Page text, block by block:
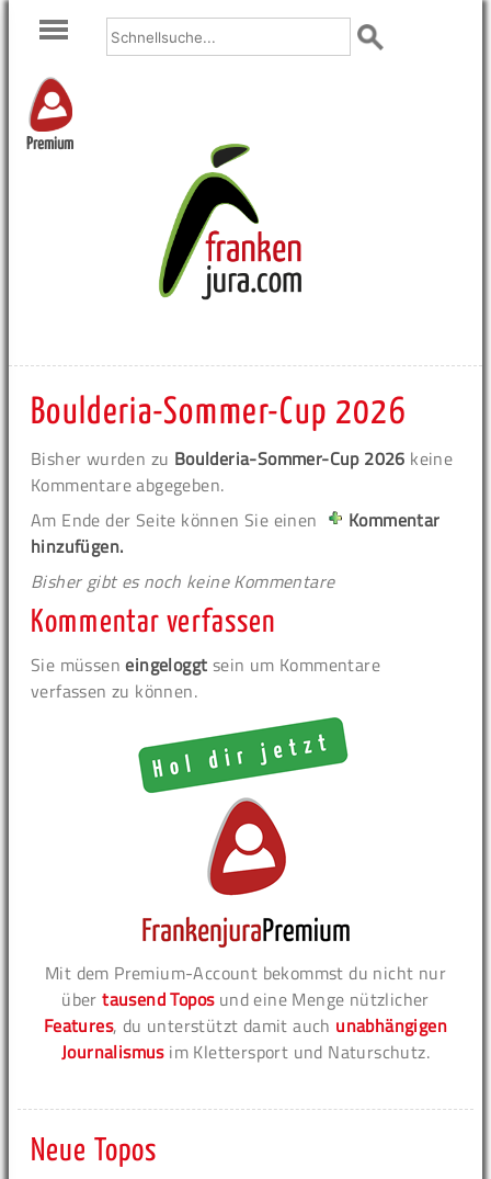
Premium
Boulderia-Sommer-Cup 2026
Bisher wurden zu Boulderia-Sommer-Cup 2026 keine
Kommentare abgegeben.
Am Ende der Seite können Sie einen
Kommentar
hinzufügen.
Bisher gibt es noch keine Kommentare
Kommentar verfassen
Sie müsseneingeloggt sein um Kommentare
verfassen zu können.
Mit dem Premium-Account bekommst du nicht nur
übertausend Toposund eine Menge nützlicher
Features, du unterstützt damit auch unabhängigen
Journalismusim Klettersport und Naturschutz.
Neue Topos